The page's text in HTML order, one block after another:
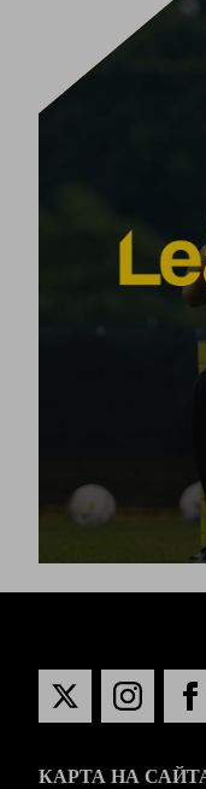
Нашият
програма за
онлайн и
Пълноценно
КАРТА НА